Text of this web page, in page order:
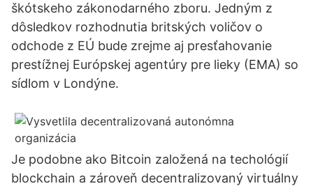
škótskeho zákonodarného zboru. Jedným z
dôsledkov rozhodnutia britských voličov o
odchode z EÚ bude zrejme aj presťahovanie
prestížnej Európskej agentúry pre lieky (EMA) so
sídlom v Londýne.
Je podobne ako Bitcoin založená na techológií
blockchain a zároveň decentralizovaný virtuálny